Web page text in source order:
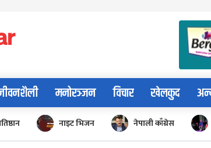
मनोरञ्जन विचार खेलकुद
नाइट भिजन नेपाली काँग्रेस